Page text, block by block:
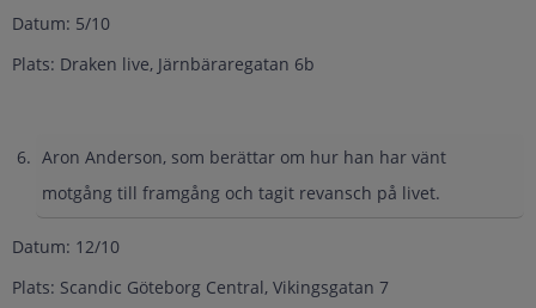
Datum: 5/10
Plats: Draken live, Järnbäraregatan 6b
Aron Anderson, som berättar om hur han har vänt
motgång till framgång och tagit revansch på livet.
Datum: 12/10
Plats: Scandic Göteborg Central, Vikingsgatan 7